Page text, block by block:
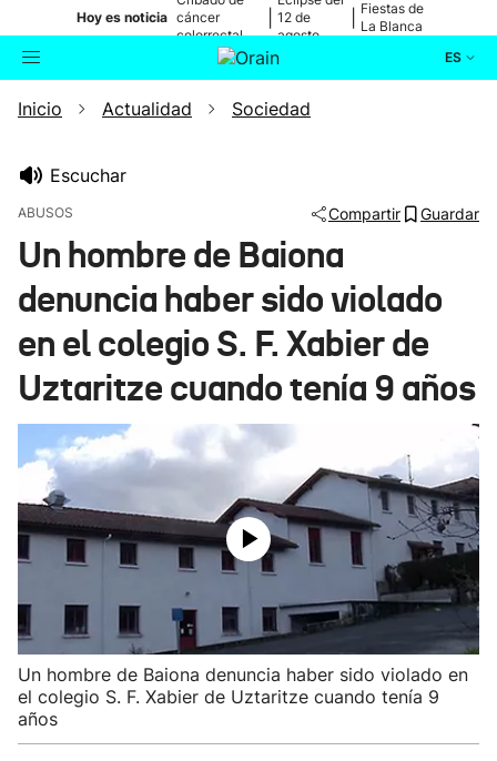
Hoy es noticia cáncer
colorrectal
12 de
agosto
Fiestas de
La Blanca
ES
Buscador Actualidad
Ikusmiran
Eguraldia
Inicio Actualidad Sociedad
Escuchar
ABUSOS Compartir Guardar
Un hombre de Baiona
denuncia haber sido violado
en el colegio S. F. Xabier de
Uztaritze cuando tenía 9 años
Un hombre de Baiona denuncia haber sido violado en
el colegio S. F. Xabier de Uztaritze cuando tenía 9
años